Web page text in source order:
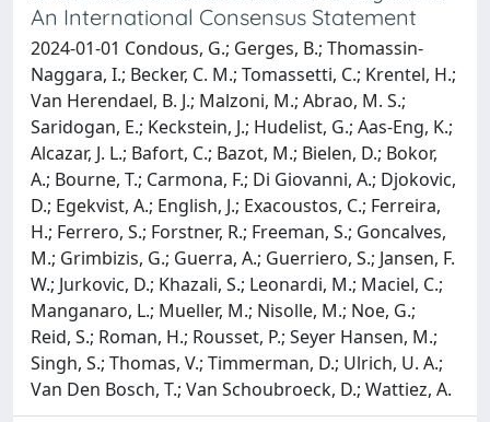
An International Consensus Statement
2024-01-01 Condous, G.; Gerges, B.; Thomassin-
Naggara, I.; Becker, C. M.; Tomassetti, C.; Krentel, H.;
Van Herendael, B. J.; Malzoni, M.; Abrao, M. S.;
Saridogan, E.; Keckstein, J.; Hudelist, G.; Aas-Eng, K.;
Alcazar, J. L.; Bafort, C.; Bazot, M.; Bielen, D.; Bokor,
A.; Bourne, T.; Carmona, F.; Di Giovanni, A.; Djokovic,
D.; Egekvist, A.; English, J.; Exacoustos, C.; Ferreira,
H.; Ferrero, S.; Forstner, R.; Freeman, S.; Goncalves,
M.; Grimbizis, G.; Guerra, A.; Guerriero, S.; Jansen, F.
W.; Jurkovic, D.; Khazali, S.; Leonardi, M.; Maciel, C.;
Manganaro, L.; Mueller, M.; Nisolle, M.; Noe, G.;
Reid, S.; Roman, H.; Rousset, P.; Seyer Hansen, M.;
Singh, S.; Thomas, V.; Timmerman, D.; Ulrich, U. A.;
Van Den Bosch, T.; Van Schoubroeck, D.; Wattiez, A.